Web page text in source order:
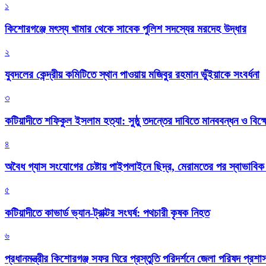
১
কিশোরগঞ্জে মৎস্য খামার থেকে সাবেক পুলিশ সদস্যের মরদেহ উদ্ধার
২
যুবদলের কেন্দ্রীয় কমিটিতে স্থান পাওয়ায় মজিবুর রহমান ভুঁইয়াকে সংবর্ধনা
৩
কটিয়াদীতে শফিকুল ইসলাম হত্যা: সুষ্ঠু তদন্তের দাবিতে মানববন্ধন ও
৪
অবৈধ গ্যাস সংযোগের চেষ্টায় পাইপলাইনে ছিদ্র, মেরামতের পর
৫
কটিয়াদীতে কাভার্ড ভ্যান-ট্রাক্টর সংঘর্ষ: পথচারী কৃষক নিহত
৬
প্রধানমন্ত্রীর কিশোরগঞ্জ সফর ঘিরে প্রস্তুতি পরিদর্শনে জেলা পরিষদ